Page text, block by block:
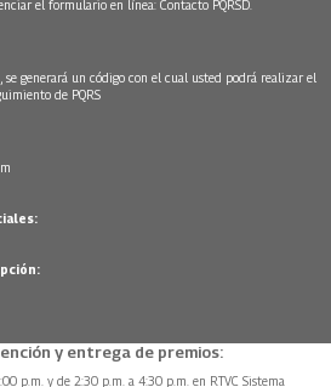
el formulario en línea: Contacto PQRSD.
generará un código con el cual usted podrá realizar el
de PQRS
y entrega de premios:
p.m. y de 2:30 p.m. a 4:30 p.m. en RTVC Sistema